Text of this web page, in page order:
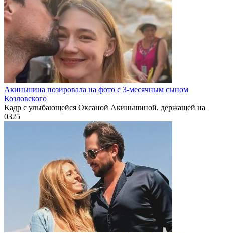
Акиньшина позировала на фото с 3-месячным сыном
Козловского
Кадр с улыбающейся Оксаной Акиньшиной, держащей на
0325